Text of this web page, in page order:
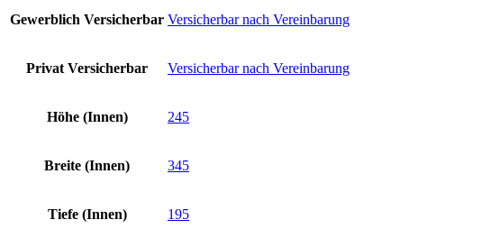
Gewerblich Versicherbar Versicherbar nach Vereinbarung
Privat Versicherbar Versicherbar nach Vereinbarung
Höhe (Innen) 245
Breite (Innen) 345
Tiefe (Innen) 195